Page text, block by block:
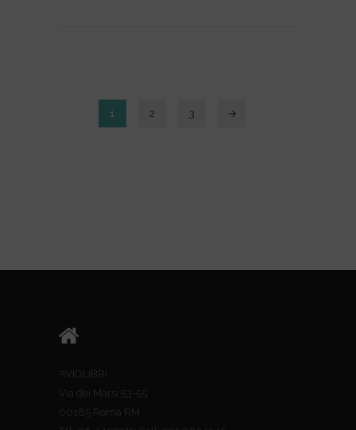
1 2 3 →
AVIOLIBRI
Via dei Marsi 53-55
00185 Roma RM